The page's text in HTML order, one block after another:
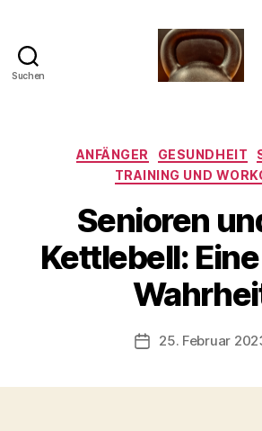
Suchen
der
ANFÄNGER GESUNDHEIT
TRAINING UND
Senioren
Kettlebell:
V
o
n
b
-
c
o
Beitragsdatum
25. Februar